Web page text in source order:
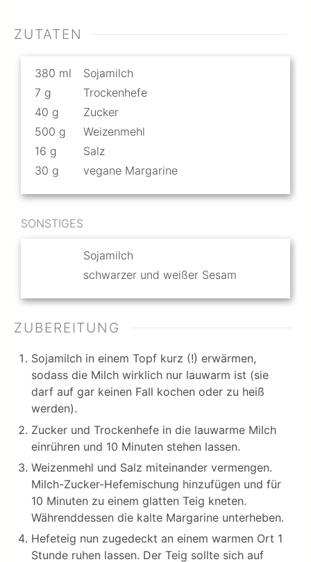
ZUTATEN
380 ml
Sojamilch
7 g
Trockenhefe
40 g
Zucker
500 g
Weizenmehl
16 g
Salz
30 g vegane Margarine
SONSTIGES
Sojamilch
schwarzer und weißer Sesam
ZUBEREITUNG
Sojamilch in einem Topf kurz (!) erwärmen,
sodass die Milch wirklich nur lauwarm ist (sie
darf auf gar keinen Fall kochen oder zu heiß
werden).
Zucker und Trockenhefe in die lauwarme Milch
einrühren und 10 Minuten stehen lassen.
Weizenmehl und Salz miteinander vermengen.
Milch-Zucker-Hefemischung hinzufügen und für
10 Minuten zu einem glatten Teig kneten.
Währenddessen die kalte Margarine unterheben.
Hefeteig nun zugedeckt an einem warmen Ort 1
Stunde ruhen lassen. Der Teig sollte sich auf